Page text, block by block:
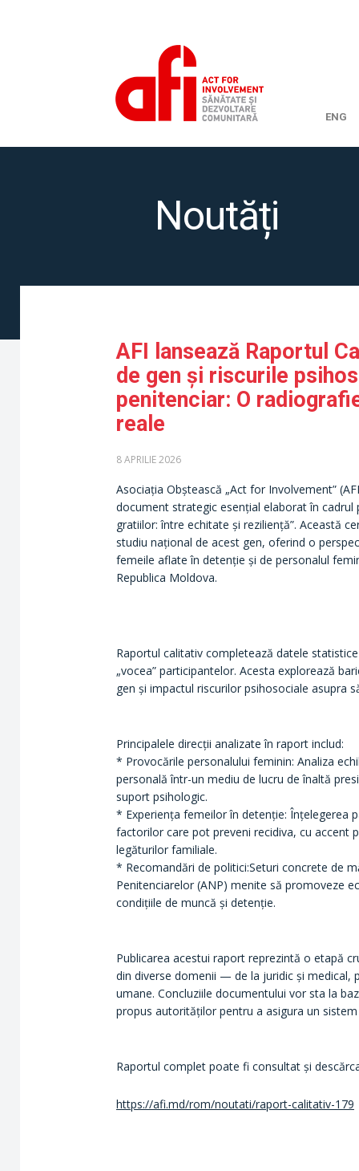
ENG
Noutăți
AFI lansează Raportul
de gen și riscurile
penitenciar: O
reale
8 APRILIE 2026
Asociația Obștească „Act for Involvement”
document strategic esențial elaborat în
gratiilor: între echitate și reziliență”. Această
studiu național de acest gen, oferind o
femeile aflate în detenție și de personalul
Republica Moldova.
Raportul calitativ completează datele
„vocea” participantelor. Acesta explorează
gen și impactul riscurilor psihosociale asupra
Principalele direcții analizate în raport includ:
* Provocările personalului feminin: Analiza
personală într-un mediu de lucru de înaltă
suport psihologic.
* Experiența femeilor în detenție: Înțelegerea
factorilor care pot preveni recidiva, cu accent
legăturilor familiale.
* Recomandări de politici:Seturi concrete de
Penitenciarelor (ANP) menite să promoveze
condițiile de muncă și detenție.
Publicarea acestui raport reprezintă o etapă
din diverse domenii — de la juridic și medical,
umane. Concluziile documentului vor sta la
propus autorităților pentru a asigura un
Raportul complet poate fi consultat și
https://afi.md/rom/noutati/raport-calitativ-179